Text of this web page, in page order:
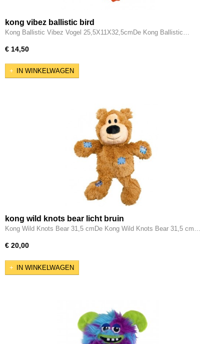
kong vibez ballistic bird
Kong Ballistic Vibez Vogel 25,5X11X32,5cmDe Kong Ballistic…
€ 14,50
IN WINKELWAGEN
kong wild knots bear licht bruin
Kong Wild Knots Bear 31,5 cmDe Kong Wild Knots Bear 31,5 cm…
€ 20,00
IN WINKELWAGEN